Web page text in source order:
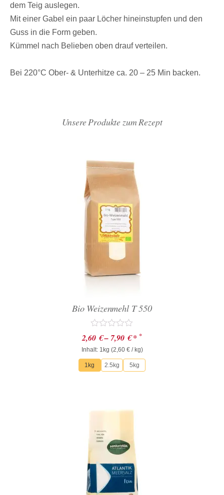
dem Teig auslegen.
Mit einer Gabel ein paar Löcher hineinstupfen und den
Guss in die Form geben.
Kümmel nach Belieben oben drauf verteilen.
Bei 220°C Ober- & Unterhitze ca. 20 – 25 Min backen.
Unsere Produkte zum Rezept
Bio Weizenmehl T 550
Bewertet
mit
0
von
5
2,60 €– 7,90 €* *
Inhalt: 1kg (2,60 €/ kg)
1kg 2.5kg 5kg